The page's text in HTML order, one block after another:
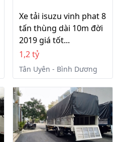
Xe tải isuzu vinh phat 8
tấn thùng dài 10m đời
2019 giá tốt...
1,2 tỷ
Tân Uyên - Bình Dương